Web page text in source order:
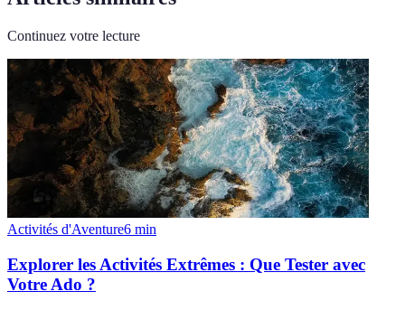
Continuez votre lecture
Activités d'Aventure6 min
Explorer les Activités Extrêmes : Que Tester avec
Votre Ado ?